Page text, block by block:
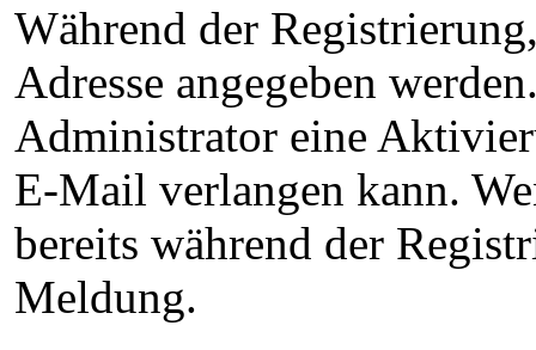
Während der
Adresse angegeben
Administrator eine
E-Mail verlangen kann.
bereits während der
Meldung.